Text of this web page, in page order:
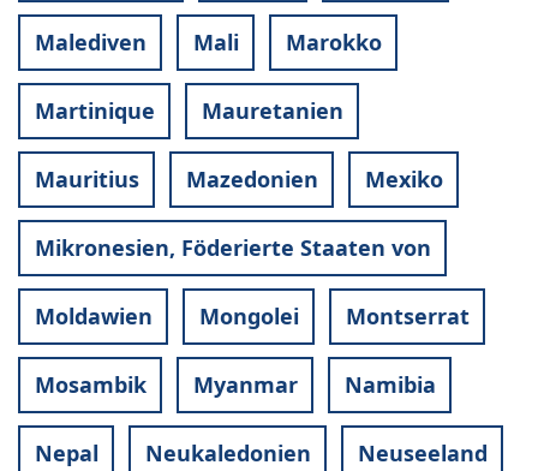
Malediven Mali Marokko
Martinique Mauretanien
Mauritius Mazedonien Mexiko
Mikronesien, Föderierte Staaten von
Moldawien Mongolei Montserrat
Mosambik Myanmar Namibia
Nepal Neukaledonien Neuseeland